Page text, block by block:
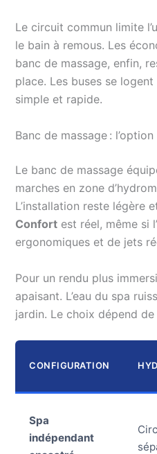
Le circuit commun limite
le bain à remous. Les
banc de massage, enfin,
place. Les buses se
simple et rapide.
Banc de massage :
Le banc de massage
marches en zone
L’installation reste légère
Confort est réel, même si
ergonomiques et de jets
Pour un rendu plus
apaisant. L’eau du spa
jardin. Le choix dépend
CONFIGURATION
Spa
indépendant